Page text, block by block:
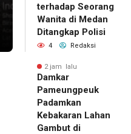
terhadap Seorang
Wanita di Medan
Ditangkap Polisi
4 Redaksi
2 jam lalu
Damkar
Pameungpeuk
Padamkan
Kebakaran Lahan
Gambut di